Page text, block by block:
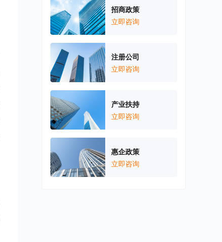
招商政策
立即咨询
注册公司
立即咨询
产业扶持
立即咨询
惠企政策
立即咨询